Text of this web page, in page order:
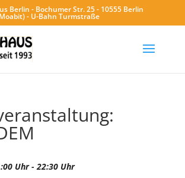
Berlin - Bochumer Str. 25 - 10555 Berlin
- U-Bahn Turmstraße
Uhr - 22:30 Uhr